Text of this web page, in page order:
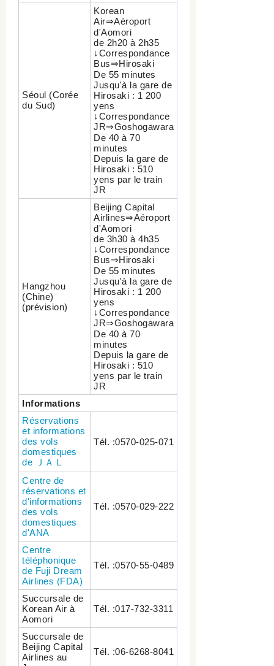
Séoul (Corée
du Sud)
Korean
Air⇒Aéroport
d'Aomori
de 2h20 à 2h35
↓Correspondance
Bus⇒Hirosaki
De 55 minutes
Jusqu'à la gare de
Hirosaki : 1 200
yens
↓Correspondance
JR⇒Goshogawara
De 40 à 70
minutes
Depuis la gare de
Hirosaki : 510
yens par le train
JR
Hangzhou
(Chine)
(prévision)
Beijing Capital
Airlines⇒Aéroport
d'Aomori
de 3h30 à 4h35
↓Correspondance
Bus⇒Hirosaki
De 55 minutes
Jusqu'à la gare de
Hirosaki : 1 200
yens
↓Correspondance
JR⇒Goshogawara
De 40 à 70
minutes
Depuis la gare de
Hirosaki : 510
yens par le train
JR
Informations
Réservations
et informations
des vols
domestiques
de ＪＡＬ
Tél. :0570-025-071
Centre de
réservations et
d'informations
des vols
domestiques
d'ANA
Tél. :0570-029-222
Centre
téléphonique
de Fuji Dream
Airlines (FDA)
Tél. :0570-55-0489
Succursale de
Korean Air à
Aomori
Tél. :017-732-3311
Succursale de
Beijing Capital
Airlines au
Tél. :06-6268-8041